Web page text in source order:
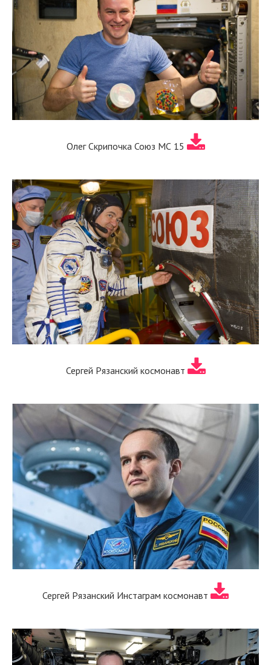
Олег Скрипочка Союз МС 15
Сергей Рязанский космонавт
Сергей Рязанский Инстаграм космонавт